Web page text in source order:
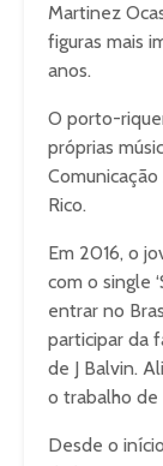
Martinez
figuras mais
anos.
O porto-
próprias
Rico.
Em 2016, o
com o single
entrar no
participar da
de J Balvin.
o trabalho de
Desde o